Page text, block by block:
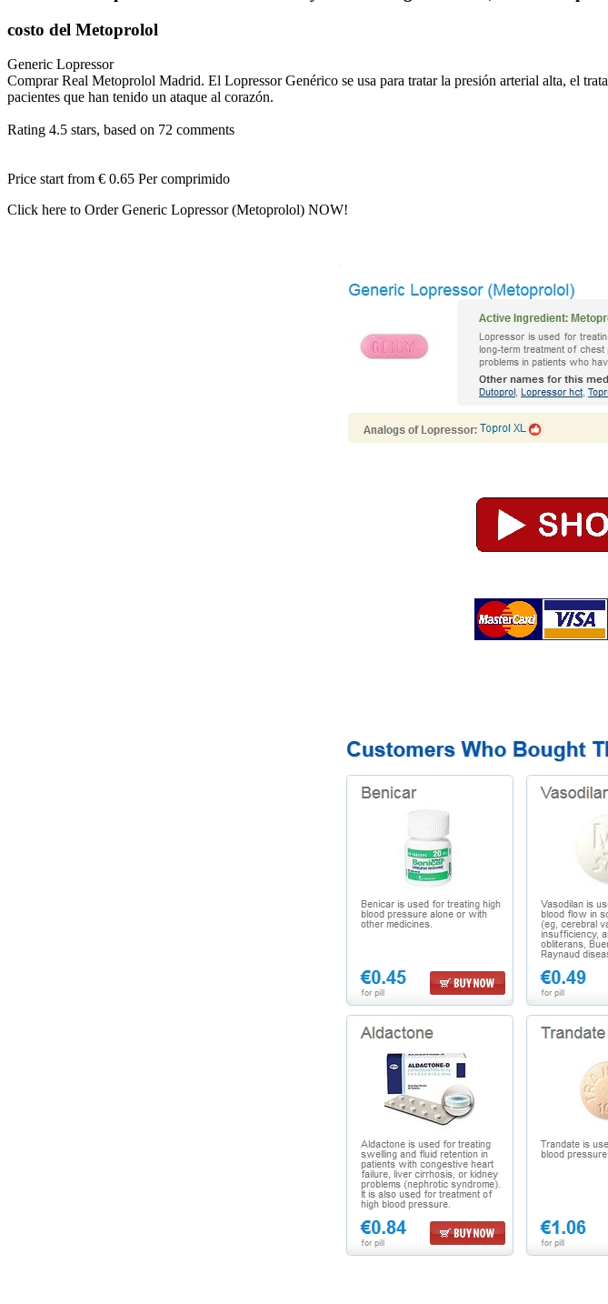
costo del Metoprolol
Generic Lopressor
Comprar Real Metoprolol Madrid. El Lopressor Genérico se usa para tratar la presión arterial alta, el
pacientes que han tenido un ataque al corazón.
Rating 4.5 stars, based on 72 comments
Price start from € 0.65 Per comprimido
Click here to Order Generic Lopressor (Metoprolol) NOW!